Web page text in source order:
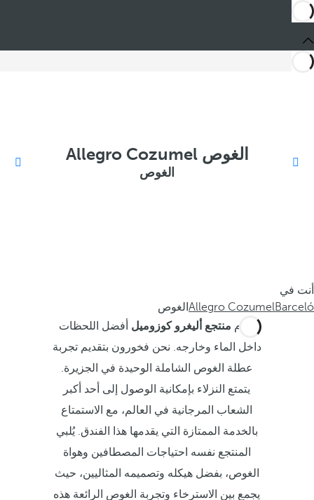
الغوص Allegro Cozumel
الغوص
أنت في
Barceló
Allegro Cozumel الغوص
يقدم منتجع أليغرو كوزوميل أفضل اللحظات
داخل الماء وخارجه. نحن فخورون بتقديم تجربة
عطلة الغوص الشاملة الوحيدة في الجزيرة.
يتمتع النزلاء بإمكانية الوصول إلى أحد أكبر
الشعاب المرجانية في العالم، مع الاستمتاع
بالخدمة الممتازة التي يقدمها هذا الفندق. يُلبي
المنتجع نفسه احتياجات المصطافين وهواة
الغوص، بفضل هيكله وتصميمه المثاليين، حيث
يجمع بين الاسترخاء وتجربة الغوص الرائعة هذه